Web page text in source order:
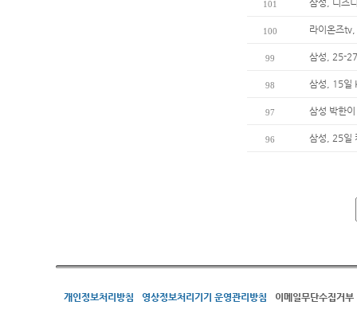
101 삼성, 디즈
100 라이온즈
99 삼성, 25-
98 삼성, 15일
97 삼성 박한
96 삼성, 25일
개인정보처리방침 영상정보처리기기 운영관리방침 이메일무단수집거부